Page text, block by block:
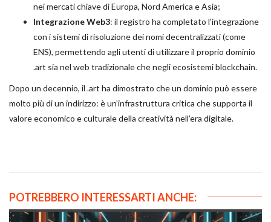
nei mercati chiave di Europa, Nord America e Asia;
Integrazione Web3: il registro ha completato l’integrazione
con i sistemi di risoluzione dei nomi decentralizzati (come
ENS), permettendo agli utenti di utilizzare il proprio dominio
.art sia nel web tradizionale che negli ecosistemi blockchain.
Dopo un decennio, il .art ha dimostrato che un dominio può essere
molto più di un indirizzo: è un’infrastruttura critica che supporta il
valore economico e culturale della creatività nell’era digitale.
POTREBBERO INTERESSARTI ANCHE: